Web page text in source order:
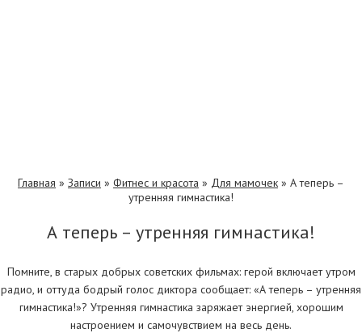
Главная » Записи » Фитнес и красота » Для мамочек » А теперь –
утренняя гимнастика!
А теперь – утренняя гимнастика!
Помните, в старых добрых советских фильмах: герой включает утром
радио, и оттуда бодрый голос диктора сообщает: «А теперь – утренняя
гимнастика!»? Утренняя гимнастика заряжает энергией, хорошим
настроением и самочувствием на весь день.